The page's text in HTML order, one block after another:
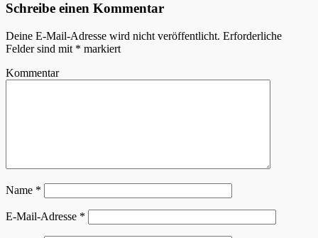
Schreibe einen Kommentar
Deine E-Mail-Adresse wird nicht veröffentlicht. Erforderliche
Felder sind mit * markiert
Kommentar
Name *
E-Mail-Adresse *